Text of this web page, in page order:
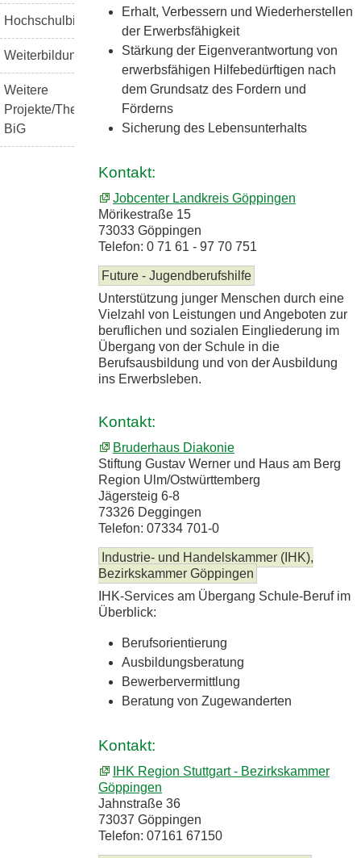
Hochschulbildung
Weiterbildung
Weitere
Projekte/Themen
BiG
Erhalt, Verbessern und Wiederherstellen
der Erwerbsfähigkeit
Stärkung der Eigenverantwortung von
erwerbsfähigen Hilfebedürftigen nach
dem Grundsatz des Fordern und
Förderns
Sicherung des Lebensunterhalts
Kontakt:
Jobcenter Landkreis Göppingen
Mörikestraße 15
73033 Göppingen
Telefon: 0 71 61 - 97 70 751
Future - Jugendberufshilfe
Unterstützung junger Menschen durch eine
Vielzahl von Leistungen und Angeboten zur
beruflichen und sozialen Eingliederung im
Übergang von der Schule in die
Berufsausbildung und von der Ausbildung
ins Erwerbsleben.
Kontakt:
Bruderhaus Diakonie
Stiftung Gustav Werner und Haus am Berg
Region Ulm/Ostwürttemberg
Jägersteig 6-8
73326 Deggingen
Telefon: 07334 701-0
Industrie- und Handelskammer (IHK),
Bezirkskammer Göppingen
IHK-Services am Übergang Schule-Beruf im
Überblick:
Berufsorientierung
Ausbildungsberatung
Bewerbervermittlung
Beratung von Zugewanderten
Kontakt:
IHK Region Stuttgart - Bezirkskammer
Göppingen
Jahnstraße 36
73037 Göppingen
Telefon: 07161 67150